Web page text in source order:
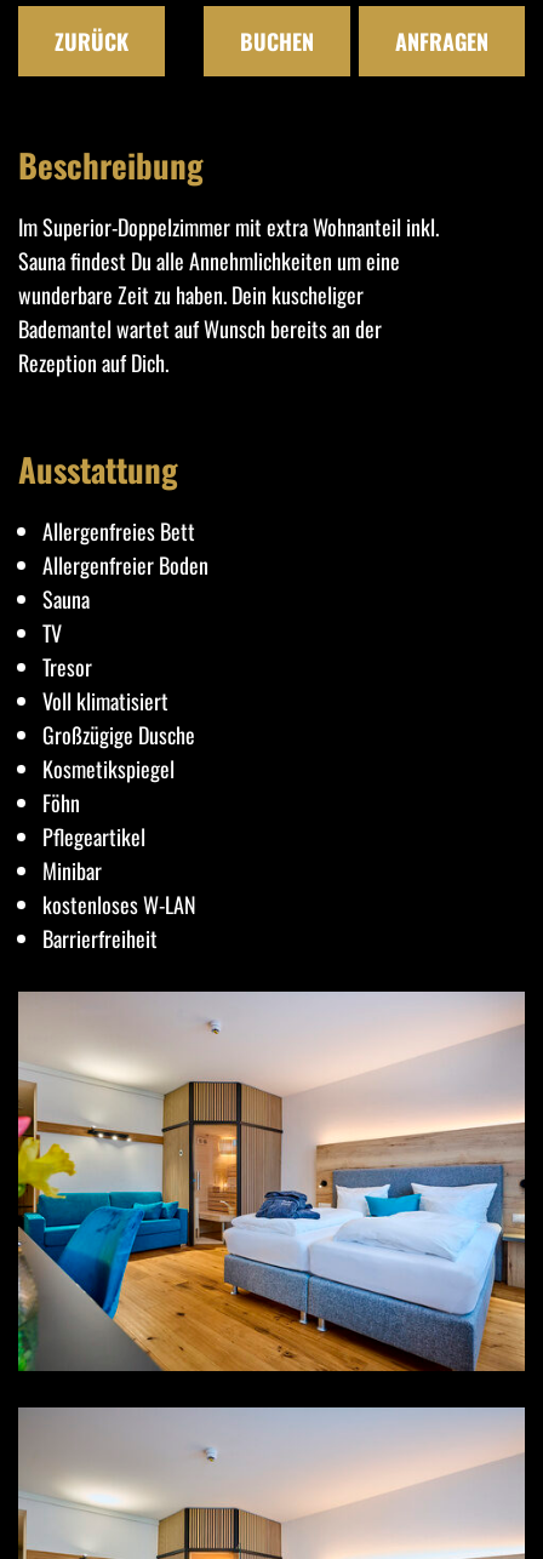
ZURÜCK BUCHEN ANFRAGEN
Beschreibung
Im Superior-Doppelzimmer mit extra Wohnanteil inkl.
Sauna findest Du alle Annehmlichkeiten um eine
wunderbare Zeit zu haben. Dein kuscheliger
Bademantel wartet auf Wunsch bereits an der
Rezeption auf Dich.
Ausstattung
Allergenfreies Bett
Allergenfreier Boden
Sauna
TV
Tresor
Voll klimatisiert
Großzügige Dusche
Kosmetikspiegel
Föhn
Pflegeartikel
Minibar
kostenloses W-LAN
Barrierfreiheit